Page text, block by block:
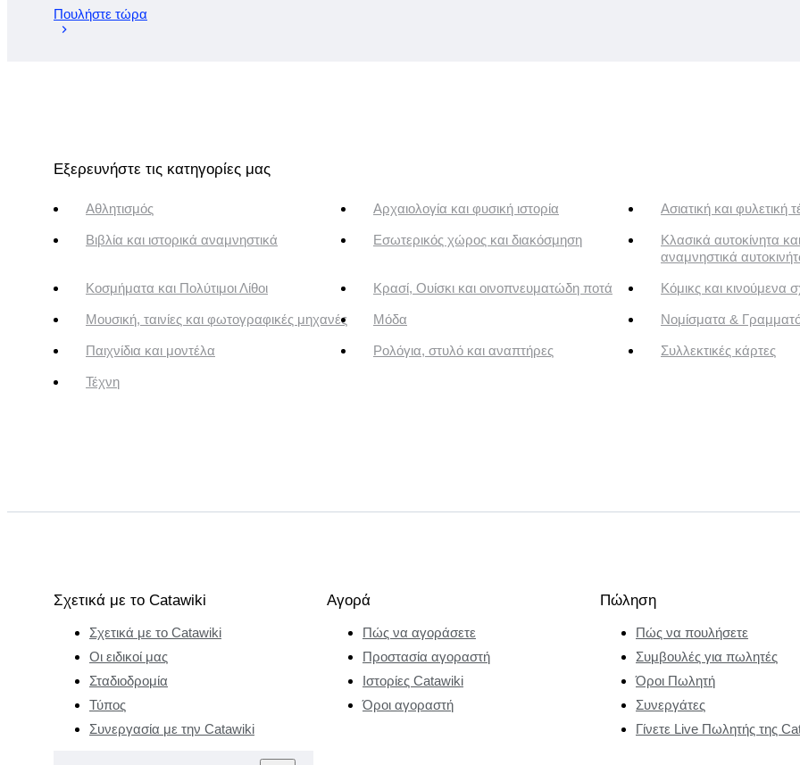
Πουλήστε τώρα
Εξερευνήστε τις κατηγορίες μας
Αθλητισμός Αρχαιολογία και φυσική ιστορία Ασιατική και φυλετική
Βιβλία και ιστορικά αναμνηστικά Εσωτερικός χώρος και διακόσμηση
Κλασικά αυτοκίνητα
αναμνηστικά
Κοσμήματα και Πολύτιμοι Λίθοι Κρασί, Ουίσκι και οινοπνευματώδη ποτά Κόμικς και κινούμενα
Μουσική, ταινίες και φωτογραφικές μηχανές Μόδα Νομίσματα &
Παιχνίδια και μοντέλα Ρολόγια, στυλό και αναπτήρες Συλλεκτικές κάρτες
Τέχνη
Σχετικά με το Catawiki
Σχετικά με το Catawiki
Οι ειδικοί μας
Σταδιοδρομία
Τύπος
Συνεργασία με την Catawiki
Αγορά
Πώς να αγοράσετε
Προστασία αγοραστή
Ιστορίες Catawiki
Όροι αγοραστή
Πώληση
Πώς να πουλήσετε
Συμβουλές για πωλητές
Όροι Πωλητή
Συνεργάτες
Γίνετε Live Πωλητής της